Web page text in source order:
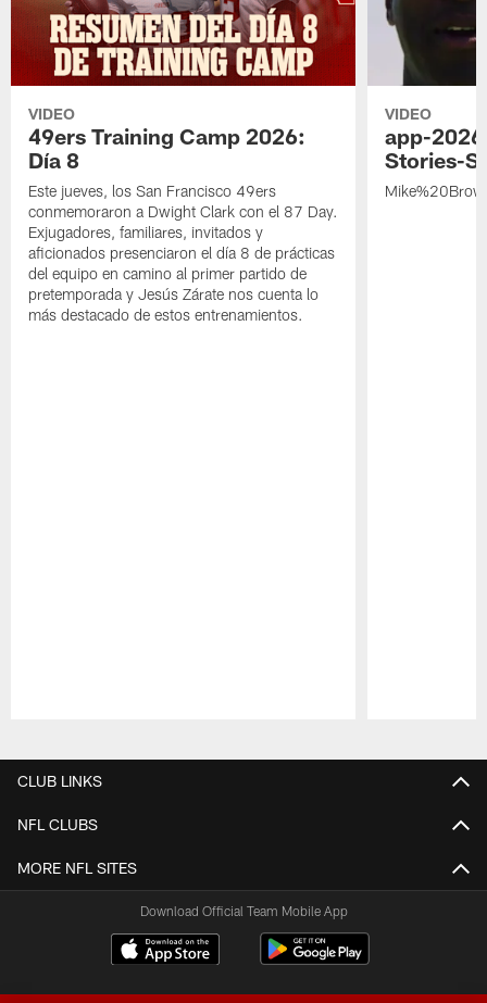
VIDEO
49ers Training Camp 2026:
Día 8
Este jueves, los San Francisco 49ers
conmemoraron a Dwight Clark con el 87 Day.
Exjugadores, familiares, invitados y
aficionados presenciaron el día 8 de prácticas
del equipo en camino al primer partido de
pretemporada y Jesús Zárate nos cuenta lo
más destacado de estos entrenamientos.
VIDEO
app-
Stories-
CLUB LINKS
NFL CLUBS
MORE NFL SITES
Download Official Team Mobile App